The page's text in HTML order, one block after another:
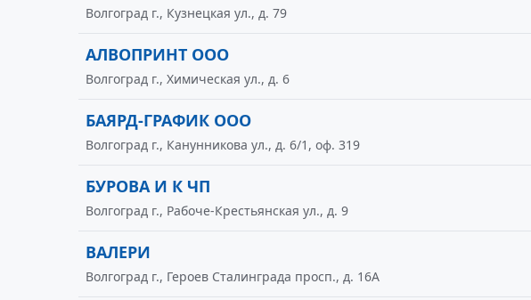
Волгоград г., Кузнецкая ул., д. 79
АЛВОПРИНТ ООО
Волгоград г., Химическая ул., д. 6
БАЯРД-ГРАФИК ООО
Волгоград г., Канунникова ул., д. 6/1, оф. 319
БУРОВА И К ЧП
Волгоград г., Рабоче-Крестьянская ул., д. 9
ВАЛЕРИ
Волгоград г., Героев Сталинграда просп., д. 16А